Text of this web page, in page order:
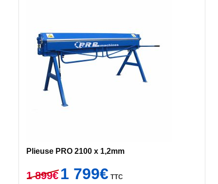
Plieuse PRO 2100 x 1,2mm
1 899€
Le
prix
1 799€prix
TTC